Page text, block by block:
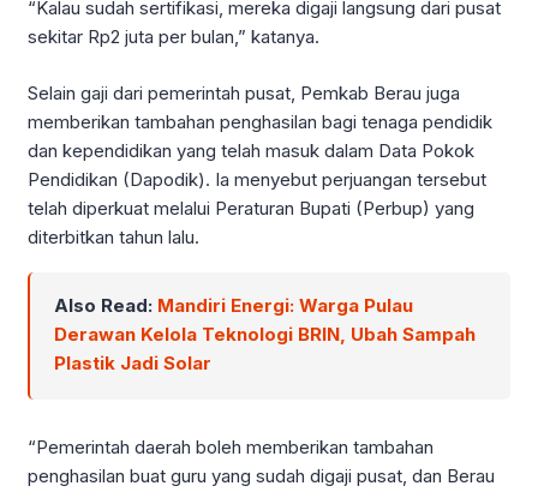
“Kalau sudah sertifikasi, mereka digaji langsung dari pusat
sekitar Rp2 juta per bulan,” katanya.
Selain gaji dari pemerintah pusat, Pemkab Berau juga
memberikan tambahan penghasilan bagi tenaga pendidik
dan kependidikan yang telah masuk dalam Data Pokok
Pendidikan (Dapodik). Ia menyebut perjuangan tersebut
telah diperkuat melalui Peraturan Bupati (Perbup) yang
diterbitkan tahun lalu.
Also Read: Mandiri Energi: Warga Pulau
Derawan Kelola Teknologi BRIN, Ubah Sampah
Plastik Jadi Solar
“Pemerintah daerah boleh memberikan tambahan
penghasilan buat guru yang sudah digaji pusat, dan Berau